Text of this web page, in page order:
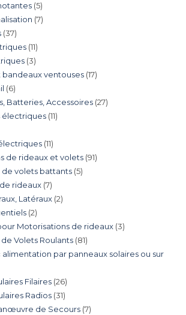
5
7
37
11
3
bandeaux ventouses 17
6
Batteries, Accessoires 27
électriques 11
11
de rideaux et volets 91
volets battants 5
rideaux 7
Latéraux 2
2
Motorisations de rideaux 3
Volets Roulants 81
alimentation par panneaux solaires ou sur
Filaires 26
Radios 31
de Secours 7